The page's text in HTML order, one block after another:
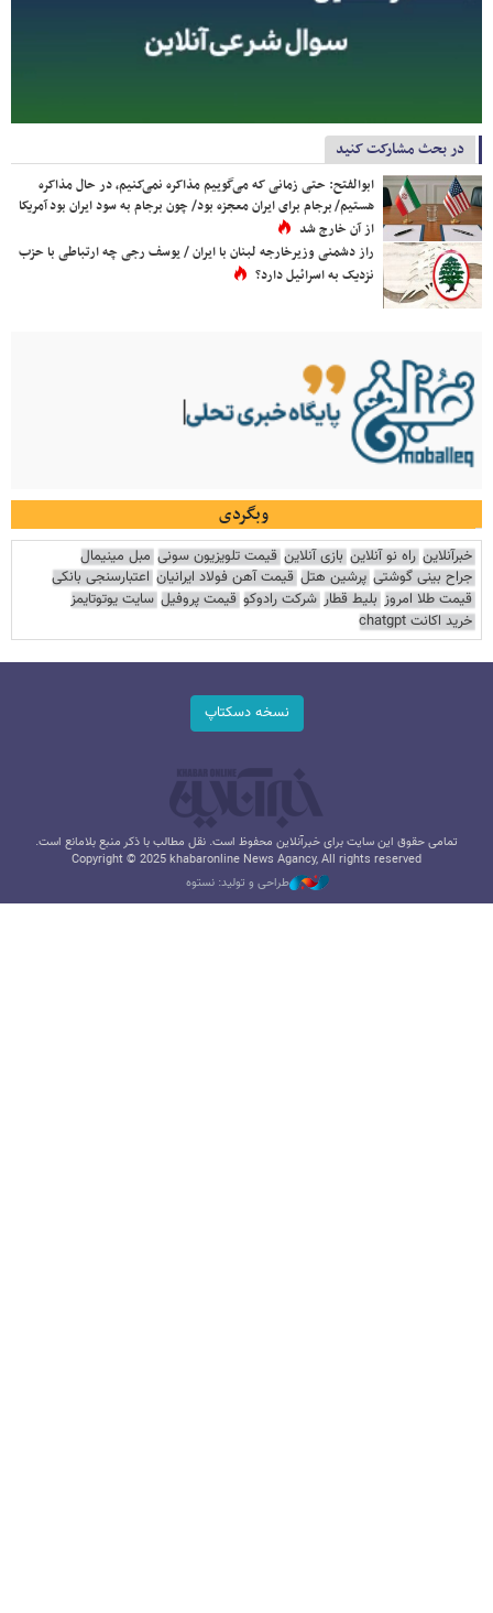
در بحث مشارکت کنید
ابوالفتح: حتی زمانی که می‌گوییم مذاکره نمی‌کنیم، در حال مذاکره
هستیم/ برجام برای ایران معجزه بود/ چون برجام به سود ایران بود آمریکا
از آن خارج شد
راز دشمنی وزیرخارجه لبنان با ایران / یوسف رجی چه ارتباطی با حزب
نزدیک به اسرائیل دارد؟
وبگردی
خبرآنلاین راه نو آنلاین بازی آنلاین قیمت تلویزیون سونی مبل مینیمال
جراح بینی گوشتی پرشین هتل قیمت آهن فولاد ایرانیان اعتبارسنجی بانکی
قیمت طلا امروز بلیط قطار شرکت رادوکو قیمت پروفیل سایت یوتوتایمز
خرید اکانت chatgpt
نسخه دسکتاپ
تمامی حقوق این سایت برای خبرآنلاین محفوظ است. نقل مطالب با ذکر منبع بلامانع است.
Copyright © 2025 khabaronline News Agancy, All rights reserved
طراحی و تولید: نستوه